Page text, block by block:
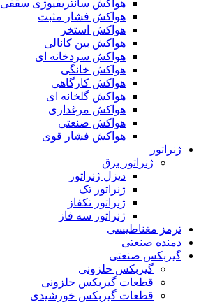
هواکش سانتریفیوژی سقفی
هواکش فشار مثبت
هواکش استخر
هواکش بین کانالی
هواکش سردخانه ای
هواکش خانگی
هواکش کارگاهی
هواکش گلخانه ای
هواکش مرغداری
هواکش صنعتی
هواکش فشار قوی
ژنراتور
ژنراتور برق
دیزل ژنراتور
ژنراتور تک
ژنراتور تکفاز
ژنراتور سه فاز
ترمز مغناطیسی
دمنده صنعتی
گیربکس صنعتی
گیربکس حلزونی
قطعات گيربکس حلزونی
قطعات گيربکس خورشيدی